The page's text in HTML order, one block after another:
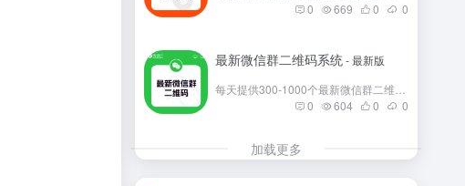
0
669 0 0
最新微信群二维码系统- 最新版
0
604 0 0
加载更多